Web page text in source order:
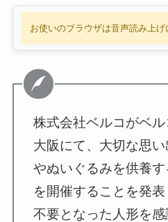
お使いのブラウザは音声読み上げ
株式会社ベルコがベ
大阪にて、大切な思
やぬいぐるみを供養す
を開催することを発表
不要となった人形を